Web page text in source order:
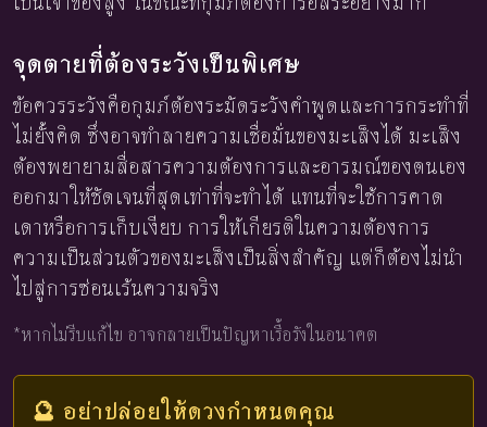
จุดตายที่ต้องระวังเป็นพิเศษ
ข้อควรระวังคือกุมภ์ต้องระมัดระวังคำพูดและการกระทำที่
ไม่ยั้งคิด ซึ่งอาจทำลายความเชื่อมั่นของมะเส็งได้ มะเส็ง
ต้องพยายามสื่อสารความต้องการและอารมณ์ของตนเอง
ออกมาให้ชัดเจนที่สุดเท่าที่จะทำได้ แทนที่จะใช้การคาด
เดาหรือการเก็บเงียบ การให้เกียรติในความต้องการ
ความเป็นส่วนตัวของมะเส็งเป็นสิ่งสำคัญ แต่ก็ต้องไม่นำ
ไปสู่การซ่อนเร้นความจริง
*หากไม่รีบแก้ไข อาจกลายเป็นปัญหาเรื้อรังในอนาคต
🔮 อย่าปล่อยให้ดวงกำหนดคุณ